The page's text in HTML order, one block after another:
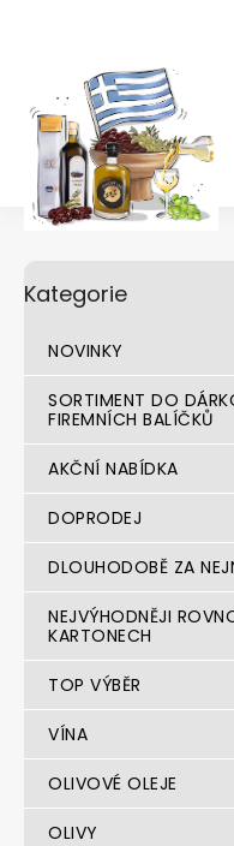
o
r
í
a
e
kategorie
Kategorie
NOVINKY
SORTIMENT DO
FIREMNÍCH BALÍČKŮ
AKČNÍ NABÍDKA
DOPRODEJ
DLOUHODOBĚ ZA
NEJVÝHODNĚJI
KARTONECH
TOP VÝBĚR
VÍNA
OLIVOVÉ OLEJE
OLIVY